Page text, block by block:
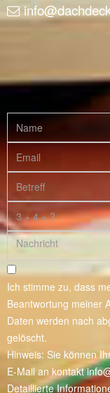
Ich stimme zu, dass
Beantwortung meiner
Daten werden nach
gelöscht.
Hinweis: Sie können
E-Mail an kontakt
Detaillierte